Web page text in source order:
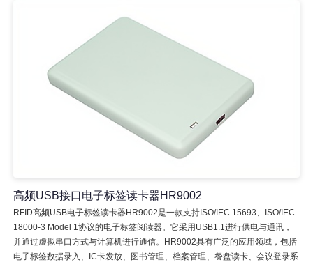
高频USB接口电子标签读卡器HR9002
RFID高频USB电子标签读卡器HR9002是一款支持ISO/IEC 15693、ISO/IEC
18000-3 Model 1协议的电子标签阅读器。它采用USB1.1进行供电与通讯，
并通过虚拟串口方式与计算机进行通信。HR9002具有广泛的应用领域，包括
电子标签数据录入、IC卡发放、图书管理、档案管理、餐盘读卡、会议登录系